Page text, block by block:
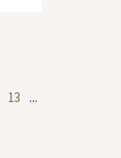
13 ...